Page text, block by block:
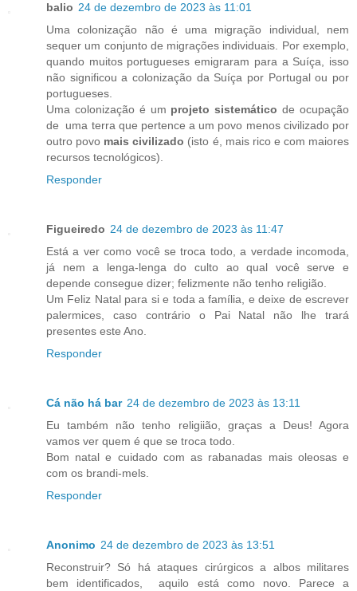
balio 24 de dezembro de 2023 às 11:01
Uma colonização não é uma migração individual, nem
sequer um conjunto de migrações individuais. Por exemplo,
quando muitos portugueses emigraram para a Suíça, isso
não significou a colonização da Suíça por Portugal ou por
portugueses.
Uma colonização é um projeto sistemático de ocupação
de uma terra que pertence a um povo menos civilizado por
outro povo mais civilizado (isto é, mais rico e com maiores
recursos tecnológicos).
Responder
Figueiredo 24 de dezembro de 2023 às 11:47
Está a ver como você se troca todo, a verdade incomoda,
já nem a lenga-lenga do culto ao qual você serve e
depende consegue dizer; felizmente não tenho religião.
Um Feliz Natal para si e toda a família, e deixe de escrever
palermices, caso contrário o Pai Natal não lhe trará
presentes este Ano.
Responder
Cá não há bar 24 de dezembro de 2023 às 13:11
Eu também não tenho religiião, graças a Deus! Agora
vamos ver quem é que se troca todo.
Bom natal e cuidado com as rabanadas mais oleosas e
com os brandi-mels.
Responder
Anonimo 24 de dezembro de 2023 às 13:51
Reconstruir? Só há ataques cirúrgicos a albos militares
bem identificados, aquilo está como novo. Parece a